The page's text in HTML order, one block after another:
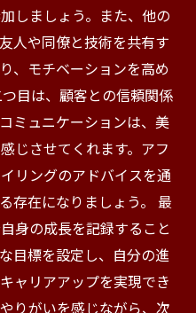
しましょう。また、他の
人や同僚と技術を共有す
、モチベーションを高め
目は、顧客との信頼関係
ミュニケーションは、美
じさせてくれます。アフ
リングのアドバイスを通
存在になりましょう。 最
身の成長を記録すること
目標を設定し、自分の進
ャリアアップを実現でき
りがいを感じながら、次